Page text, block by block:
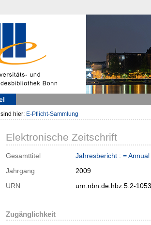
hier: E-Pflicht-Sammlung
Elektronische Zeitschrift
Gesamttitel
Jahresbericht : =
Jahrgang
2009
URN
urn:nbn:de:hbz:5:2-
Zugänglichkeit